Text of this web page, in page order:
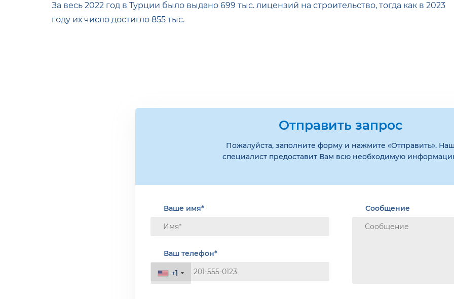
За весь 2022 год в Турции было выдано 699 тыс. лицензий на строительство, тогда как в 2023
году их число достигло 855 тыс.
Отправить запрос
Пожалуйста, заполните форму и нажмите «Отправить».
специалист предоставит Вам всю необходимую
Ваше имя*
Ваш телефон*
+1
+1
Сообщение